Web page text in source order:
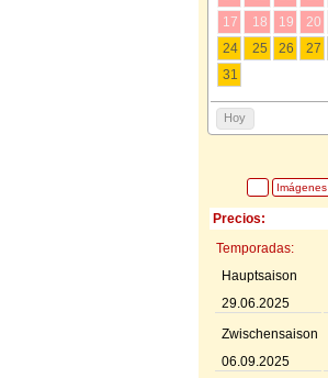
17
18 19 20
24
25 26 27
31
Hoy
Imágenes
Precios:
Temporadas:
Hauptsaison
29.06.2025
Zwischensaison
06.09.2025